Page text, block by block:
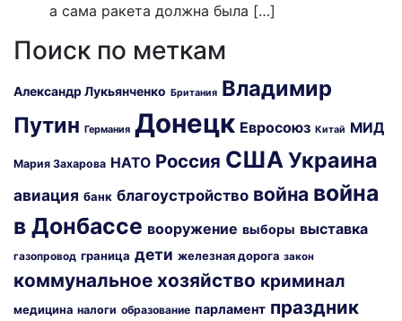
а сама ракета должна была […]
Поиск по меткам
Александр Лукьянченко Британия Владимир
Путин Германия Донецк Евросоюз Китай МИД
Мария Захарова НАТО Россия США Украина
авиация банк благоустройство война война
в Донбассе вооружение выборы выставка
газопровод граница дети железная дорога закон
коммунальное хозяйство криминал
медицина налоги образование парламент праздник